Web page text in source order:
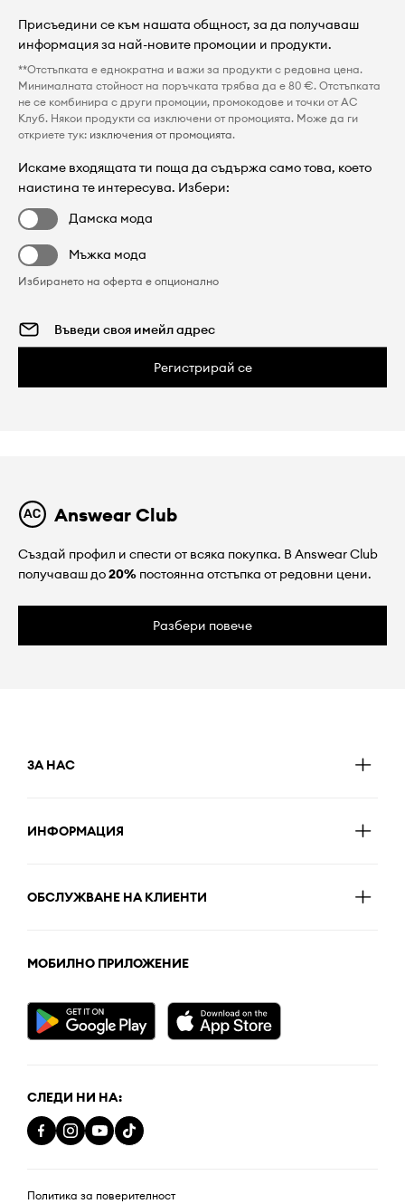
Присъедини се към нашата общност, за да получаваш
информация за най-новите промоции и продукти.
**Отстъпката е еднократна и важи за продукти с редовна цена.
Минималната стойност на поръчката трябва да е 80 €. Отстъпката
не се комбинира с други промоции, промокодове и точки от AC
Клуб. Някои продукти са изключени от промоцията. Може да ги
откриете тук: изключения от промоцията.
Искаме входящата ти поща да съдържа само това, което
наистина те интересува. Избери:
Дамска мода
Мъжка мода
Избирането на оферта е опционално
Регистрирай се
Answear Club
Създай профил и спести от всяка покупка. В Answear Club
получаваш до20% постоянна отстъпка от редовни цени.
Разбери повече
ЗА НАС
ИНФОРМАЦИЯ
ОБСЛУЖВАНЕ НА КЛИЕНТИ
МОБИЛНО ПРИЛОЖЕНИЕ
СЛЕДИ НИ НА:
Политика за поверителност